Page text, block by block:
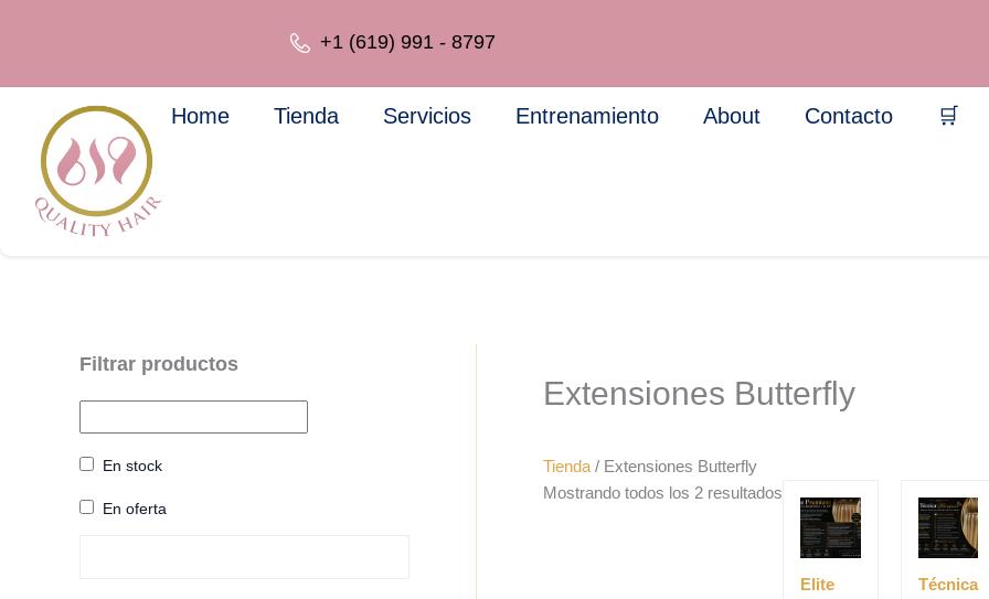
+1 (619) 991 - 8797
Home Tienda Servicios Entrenamiento About Contacto 🛒
En stock
En oferta
Extensiones Butterfly
Tienda / Extensiones Butterfly
Mostrando todos los 2 resultados
Elite
Técnica